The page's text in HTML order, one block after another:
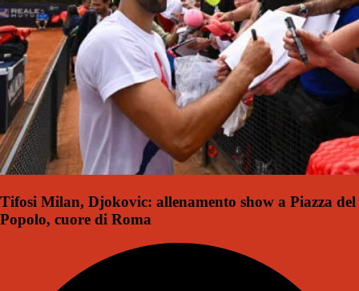
Tifosi Milan, Djokovic: allenamento show a Piazza del
Popolo, cuore di Roma